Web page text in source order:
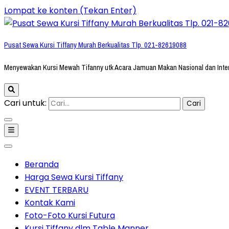
Lompat ke konten (Tekan Enter)
Pusat Sewa Kursi Tiffany Murah Berkualitas Tlp. 021-82619088
Menyewakan Kursi Mewah Tifanny utk Acara Jamuan Makan Nasional dan
Cari untuk:
Beranda
Harga Sewa Kursi Tiffany
EVENT TERBARU
Kontak Kami
Foto-Foto Kursi Futura